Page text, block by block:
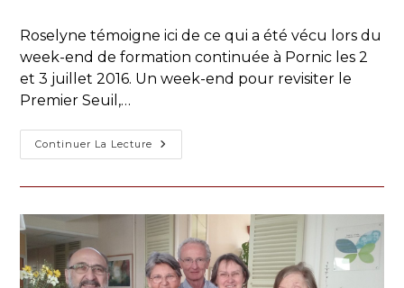
Roselyne témoigne ici de ce qui a été vécu lors du
week-end de formation continuée à Pornic les 2
et 3 juillet 2016. Un week-end pour revisiter le
Premier Seuil,…
Continuer La Lecture Un
Week-
À
Pornic…